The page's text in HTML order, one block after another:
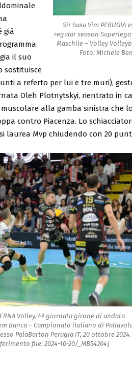
Sir Susa Vim
regular season
Maschile – Volley
Foto: Michele
già
il suo
sostituisce
a referto per lui e tre muri),
Oleh Plotnytskyi, rientrato in
alla gamba sinistra che
contro Piacenza. Lo
laurea Mvp chiudendo con 20
Volley, 4ª giornata girone di andata
Banca – Campionato italiano di
PalaBarton Perugia IT, 20 ottobre 2024.
file: 2024-10-20/_MB54204]